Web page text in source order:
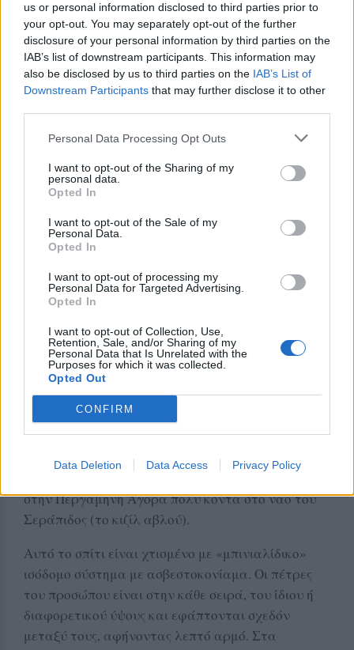
us or personal information disclosed to third parties prior to
your opt-out. You may separately opt-out of the further
disclosure of your personal information by third parties on the
IAB’s list of downstream participants. This information may
also be disclosed by us to third parties on the IAB’s List of
Downstream Participants that may further disclose it to other
Personal Data Processing Opt Outs
I want to opt-out of the Sharing of my
personal data.
Opted In
I want to opt-out of the Sale of my
Personal Data.
Opted In
I want to opt-out of processing my
Personal Data for Targeted Advertising.
Opted In
I want to opt-out of Collection, Use,
Retention, Sale, and/or Sharing of my
Personal Data that Is Unrelated with the
Purposes for which it was collected.
Opted Out
CONFIRM
Data Deletion Data Access Privacy Policy
Στη βάση του ορόφου όπου προορίζονταν να
χτιστούν όροφοι με σαχνισίνια βάζαν χοντρά
μονοκόμματα «πατόξυλα» σαν αυτό που έχει
αποκαλυφθεί λόγω παλαιότητας στο σπίτι της
φωτογραφίας που συνήθως προεκτείνονται όσο
σαχνισίνια. Εκεί συνήθως τα προεκτεινόμενα
πατόξυλα στηρίζονται σε «τεστέκια», σε
αντηρρίδες δηλαδή. Στην περίπτωση των σπιτριών
της εποχής των Καραοσμάνογλου στην Πέργαμο οι
αντηρρίδες δεν έφεραν παραστάσεις. Κάτι που
γινόταν σε περιπτώσεις νεώτερων σπιτιών με
Αιολίδας (Αιβαλί και μοσχονήσι) ή στη Σμύρνη.
δεύτερο (πολύ νεώτερο του πρώτου) σπίτι της
φωτογραφίας.
Αυτό είναι νεώτερο, χτισμένο στις αρχές του 20ου
αιώνα με ιδιοκτήτη το
Θεμιστοκλή Αγγελόπουλο
Άρχοντα της Πολιτείας με μπαμπακοχώραφα στη
περιοχή της Κάλαργας αλλά και ένα σύγχρονο για
στην Περγαμηνή Αγορά πολύ κοντά στο ναό του
Σεράπιδος (το κιζίλ αβλού).
Αυτό το σπίτι είναι χτισμένο με «μπινιαλίδικο»
ισόδομο σύστημα με ασβεστοκονίαμα. Οι πέτρες
του προσώπου είναι στην κάθε σειρά, του ίδιου ή
διαφορετικού ύψους και εφάπτονται σχεδόν
μεταξύ τους, αφήνοντας λεπτό αρμό. Στα